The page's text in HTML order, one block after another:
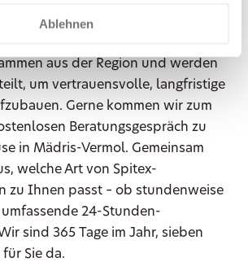
Ablehnen
Erfahrung in der häuslichen
aus der Region und werden
um vertrauensvolle, langfristige
Gerne kommen wir zum
Beratungsgespräch zu
in Mädris-Vermol. Gemeinsam
welche Art von Spitex-
zu Ihnen passt – ob stundenweise
24-Stunden-
sind 365 Tage im Jahr, sieben
für Sie da.